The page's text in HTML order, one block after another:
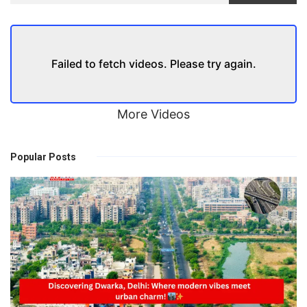
Failed to fetch videos. Please try again.
More Videos
Popular Posts